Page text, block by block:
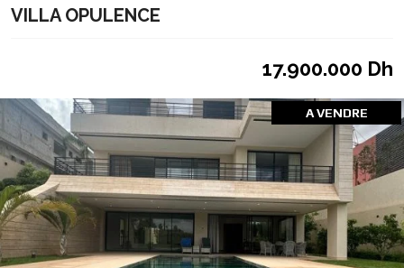
VILLA OPULENCE
17.900.000 Dh
A VENDRE